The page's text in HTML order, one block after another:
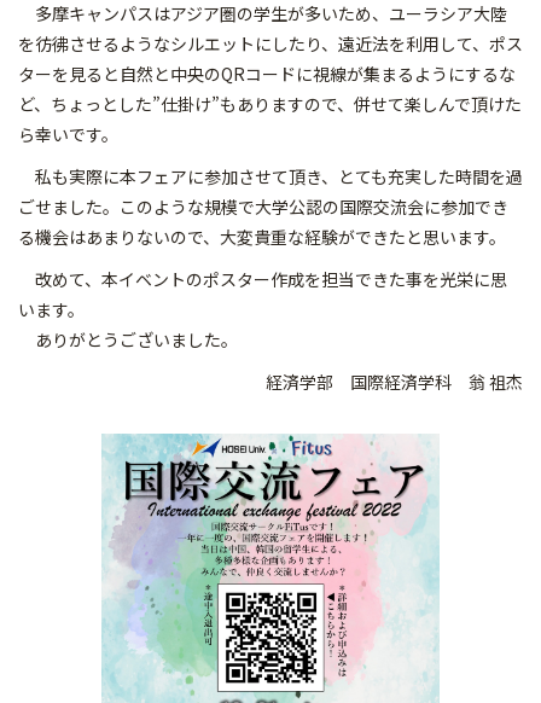
多摩キャンパスはアジア圏の学生が多いため、ユーラシア大陸
を彷彿させるようなシルエットにしたり、遠近法を利用して、ポス
ターを見ると自然と中央のQRコードに視線が集まるようにするな
ど、ちょっとした”仕掛け”もありますので、併せて楽しんで頂けた
ら幸いです。
私も実際に本フェアに参加させて頂き、とても充実した時間を過
ごせました。このような規模で大学公認の国際交流会に参加でき
る機会はあまりないので、大変貴重な経験ができたと思います。
改めて、本イベントのポスター作成を担当できた事を光栄に思
います。
ありがとうございました。
経済学部 国際経済学科 翁 祖杰